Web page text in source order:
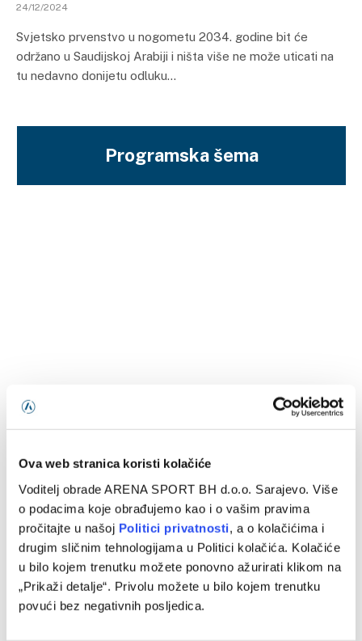
Ova web stranica koristi kolačiće
Voditelj obrade ARENA SPORT BH d.o.o. Sarajevo. Više
o podacima koje obrađujemo kao i o vašim pravima
pročitajte u našoj Politici privatnosti, a o kolačićima i
drugim sličnim tehnologijama u Politici kolačića. Kolačiće
u bilo kojem trenutku možete ponovno ažurirati klikom na
„Prikaži detalje“. Privolu možete u bilo kojem trenutku
povući bez negativnih posljedica.
24/12/2024
Svjetsko prvenstvo u nogometu 2034. godine bit će
održano u Saudijskoj Arabiji i ništa više ne može uticati na
tu nedavno donijetu odluku…
Programska šema